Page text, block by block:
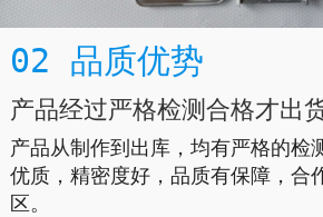
02 品质优势
产品经过严格检测合格才出
产品从制作到出库，均有严格的检
优质，精密度好，品质有保障，合
区。